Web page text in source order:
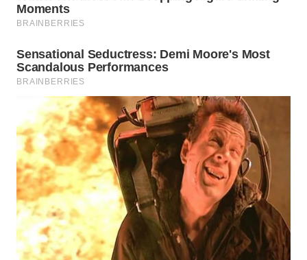
TAPANULI
TENGAH
WN DELI
SERDANG
WN
TEBING
TINGGI
WN
PAKPAK
WN
KARAWANG